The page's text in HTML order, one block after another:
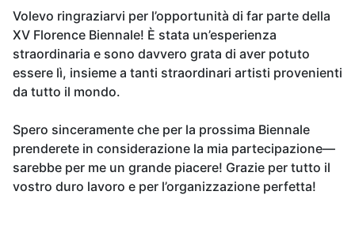
Volevo ringraziarvi per l’opportunità di far parte della
XV Florence Biennale! È stata un’esperienza
straordinaria e sono davvero grata di aver potuto
essere lì, insieme a tanti straordinari artisti provenienti
da tutto il mondo.
Spero sinceramente che per la prossima Biennale
prenderete in considerazione la mia partecipazione—
sarebbe per me un grande piacere! Grazie per tutto il
vostro duro lavoro e per l’organizzazione perfetta!